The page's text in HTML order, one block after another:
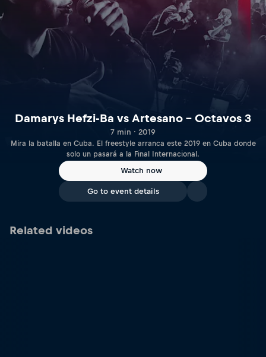
Damarys Hefzi-Ba vs Artesano – Octavos 3
7 min · 2019
Mira la batalla en Cuba. El freestyle arranca este 2019 en Cuba donde
solo un pasará a la Final Internacional.
Watch now
Go to event details
Related videos